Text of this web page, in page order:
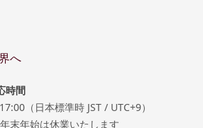
へ
時間
（日本標準時 JST / UTC+9）
末年始は休業いたします